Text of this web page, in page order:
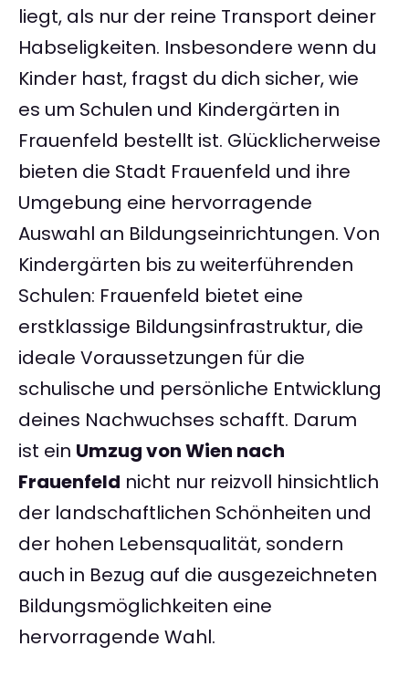
liegt, als nur der reine Transport deiner
Habseligkeiten. Insbesondere wenn du
Kinder hast, fragst du dich sicher, wie
es um Schulen und Kindergärten in
Frauenfeld bestellt ist. Glücklicherweise
bieten die Stadt Frauenfeld und ihre
Umgebung eine hervorragende
Auswahl an Bildungseinrichtungen. Von
Kindergärten bis zu weiterführenden
Schulen: Frauenfeld bietet eine
erstklassige Bildungsinfrastruktur, die
ideale Voraussetzungen für die
schulische und persönliche Entwicklung
deines Nachwuchses schafft. Darum
ist ein Umzug von Wien nach
Frauenfeld nicht nur reizvoll hinsichtlich
der landschaftlichen Schönheiten und
der hohen Lebensqualität, sondern
auch in Bezug auf die ausgezeichneten
Bildungsmöglichkeiten eine
hervorragende Wahl.